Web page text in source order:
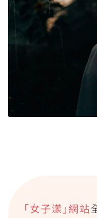
｢女子漾｣網站